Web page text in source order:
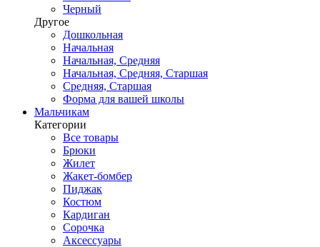
Черный
Другое
Дошкольная
Начальная
Начальная, Средняя
Начальная, Средняя, Старшая
Средняя, Старшая
Форма для вашей школы
Мальчикам
Категории
Все товары
Брюки
Жилет
Жакет-бомбер
Пиджак
Костюм
Кардиган
Сорочка
Аксессуары